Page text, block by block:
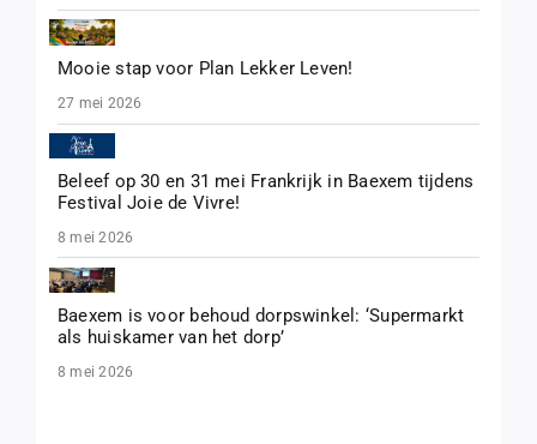
Mooie stap voor Plan Lekker Leven!
27 mei 2026
Beleef op 30 en 31 mei Frankrijk in Baexem tijdens
Festival Joie de Vivre!
8 mei 2026
Baexem is voor behoud dorpswinkel: ‘Supermarkt
als huiskamer van het dorp’
8 mei 2026